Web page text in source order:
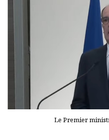
Le Premier